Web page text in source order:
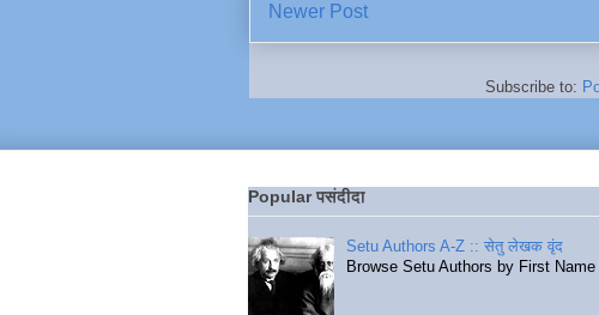
Newer Post
Subscribe to:
Popular पसंदीदा
Setu Authors A-Z :: सेतु लेखक वृंद
Browse Setu Authors by First